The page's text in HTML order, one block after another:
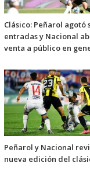
Clásico: Peñarol agotó
entradas y Nacional
venta a público en
Peñarol y Nacional
nueva edición del